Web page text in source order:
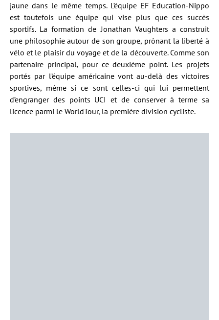
jaune dans le même temps. L’équipe EF Education-Nippo
est toutefois une équipe qui vise plus que ces succès
sportifs. La formation de Jonathan Vaughters a construit
une philosophie autour de son groupe, prônant la liberté à
vélo et le plaisir du voyage et de la découverte. Comme son
partenaire principal, pour ce deuxième point. Les projets
portés par l’équipe américaine vont au-delà des victoires
sportives, même si ce sont celles-ci qui lui permettent
d’engranger des points UCI et de conserver à terme sa
licence parmi le WorldTour, la première division cycliste.